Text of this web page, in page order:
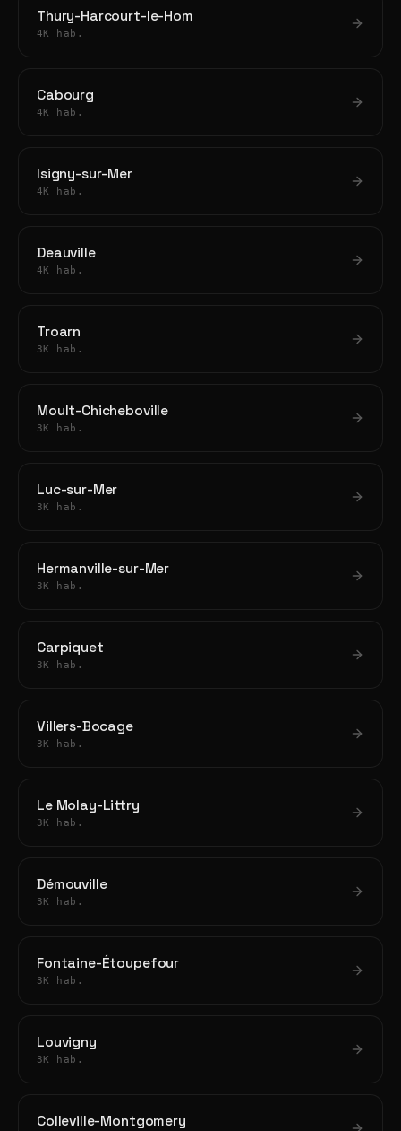
Thury-Harcourt-le-Hom
4K hab.
Cabourg
4K hab.
Isigny-sur-Mer
4K hab.
Deauville
4K hab.
Troarn
3K hab.
Moult-Chicheboville
3K hab.
Luc-sur-Mer
3K hab.
Hermanville-sur-Mer
3K hab.
Carpiquet
3K hab.
Villers-Bocage
3K hab.
Le Molay-Littry
3K hab.
Démouville
3K hab.
Fontaine-Étoupefour
3K hab.
Louvigny
3K hab.
Colleville-Montgomery